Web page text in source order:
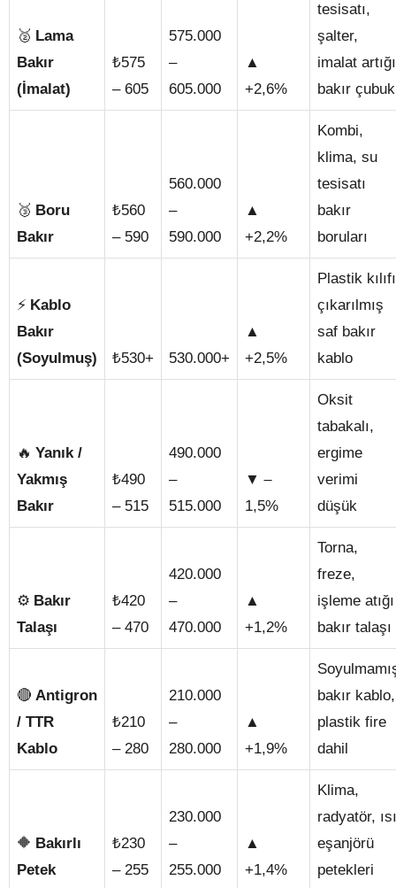
🥈 Lama
Bakır
(İmalat)
₺575
– 605
575.000
–
605.000
▲
+2,6%
tesisatı,
şalter,
imalat artığı
bakır çubuk
🥉 Boru
Bakır
₺560
– 590
560.000
–
590.000
▲
+2,2%
Kombi,
klima, su
tesisatı
bakır
boruları
⚡ Kablo
Bakır
(Soyulmuş)
₺530+ 530.000+
▲
+2,5%
Plastik kılıfı
çıkarılmış
saf bakır
kablo
🔥 Yanık /
Yakmış
Bakır
₺490
– 515
490.000
–
515.000
▼ –
1,5%
Oksit
tabakalı,
ergime
verimi
düşük
⚙️ Bakır
Talaşı
₺420
– 470
420.000
–
470.000
▲
+1,2%
Torna,
freze,
işleme atığı
bakır talaşı
🔴 Antigron
/ TTR
Kablo
₺210
– 280
210.000
–
280.000
▲
+1,9%
bakır kablo,
plastik fire
dahil
🔶 Bakırlı
Petek
₺230
– 255
230.000
–
255.000
▲
+1,4%
Klima,
radyatör, ısı
eşanjörü
petekleri